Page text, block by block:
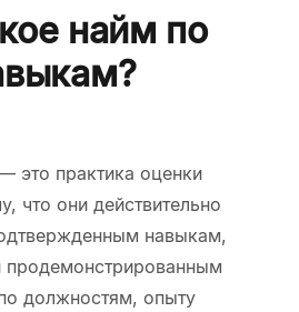
найм по
это практика оценки
что они действительно
навыкам,
продемонстрированным
должностям, опыту